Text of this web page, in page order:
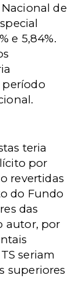
de
e 5,84%.
período
teria
por
revertidas
do Fundo
das
autor, por
seriam
superiores